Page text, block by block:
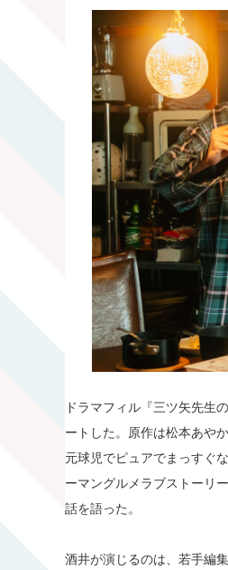
ドラマフィル『三ツ矢先生
ートした。原作は松本あや
元球児でピュアでまっすぐ
ーマングルメラブストーリ
話を語った。
酒井が演じるのは、若手編